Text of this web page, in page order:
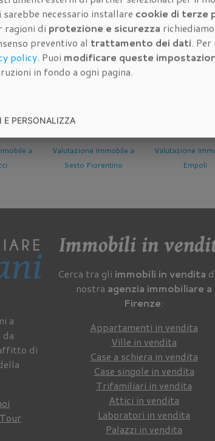
dell'immobile da valutare:
da valutare:
a
Valutazione Immobile a
Empoli
Valutazione
Campi
a
da
di
Immobili in
Cerca tra gli immobili in vendita
nostra agenzia immobiliare a
Firenze:
Appartamenti in vendita
Ville in vendita
Case a schiera in vendita
Case singole in vendita
Trifamiliari in vendita
Attici in vendita
Laboratori in vendita
Palazzi in vendita
necessario installare cookie di terze
ragioni di protezione e sicurezza
preventivo al trattamento dei dati.
policy. Puoi modificare queste
in fondo a ogni pagina.
E PERSONALIZZA